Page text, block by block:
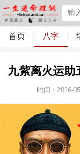
首页 八字
九紫离火运助
时间：2026-